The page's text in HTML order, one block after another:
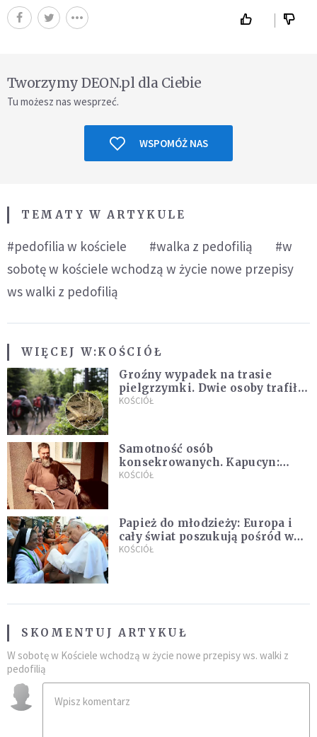
Tworzymy DEON.pl dla Ciebie
Tu możesz nas wesprzeć.
WSPOMÓŻ NAS
TEMATY W ARTYKULE
#pedofilia w kościele #walka z pedofilią
#w
sobotę w kościele wchodzą w życie nowe przepisy
ws walki z pedofilią
WIĘCEJ W:KOŚCIÓŁ
Groźny wypadek na trasie
pielgrzymki. Dwie osoby trafiły
do szpitala
KOŚCIÓŁ
Samotność osób
konsekrowanych. Kapucyn:
Życie w pojedynkę rzadko jest
KOŚCIÓŁ
Papież do młodzieży: Europa i
cały świat poszukują pośród was
nowych świętych
KOŚCIÓŁ
SKOMENTUJ ARTYKUŁ
W sobotę w Kościele wchodzą w życie nowe przepisy ws. walki z
pedofilią